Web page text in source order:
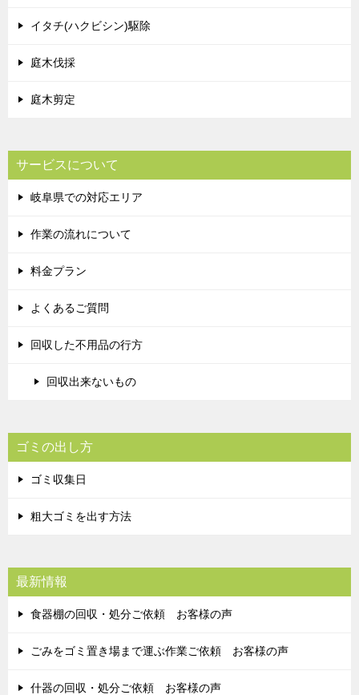
イタチ(ハクビシン)駆除
庭木伐採
庭木剪定
サービスについて
岐阜県での対応エリア
作業の流れについて
料金プラン
よくあるご質問
回収した不用品の行方
回収出来ないもの
ゴミの出し方
ゴミ収集日
粗大ゴミを出す方法
最新情報
食器棚の回収・処分ご依頼 お客様の声
ごみをゴミ置き場まで運ぶ作業ご依頼 お客様の声
什器の回収・処分ご依頼 お客様の声